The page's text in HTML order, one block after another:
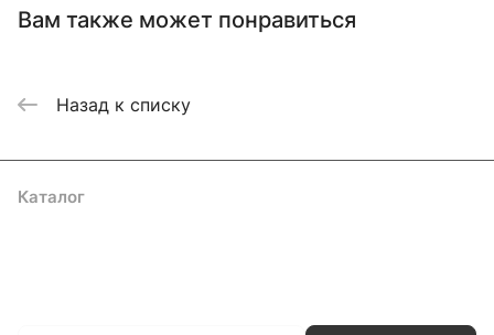
Вам также может понравиться
Назад к списку
Каталог